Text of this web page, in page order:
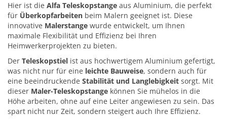
Hier ist die Alfa Teleskopstange aus Aluminium, die perfekt
für Überkopfarbeiten beim Malern geeignet ist. Diese
innovative Malerstange wurde entwickelt, um Ihnen
maximale Flexibilität und Effizienz bei Ihren
Heimwerkerprojekten zu bieten.
Der Teleskopstiel ist aus hochwertigem Aluminium gefertigt,
was nicht nur für eine leichte Bauweise, sondern auch für
eine beeindruckende Stabilität und Langlebigkeit sorgt. Mit
dieser Maler-Teleskopstange können Sie mühelos in die
Höhe arbeiten, ohne auf eine Leiter angewiesen zu sein. Das
spart nicht nur Zeit, sondern steigert auch Ihre Effizienz.